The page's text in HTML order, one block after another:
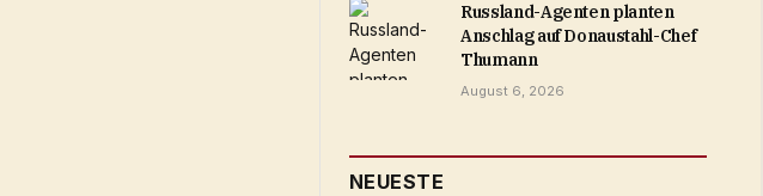
Russland-Agenten planten
Anschlag auf Donaustahl-Chef
Thumann
August 6, 2026
NEUESTE